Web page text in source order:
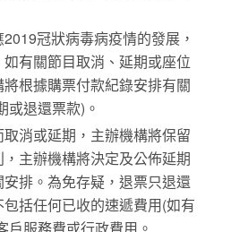
冠狀病毒病疫情的發展，
有關節目取消、延期或座位
根據購票付款紀錄安排有關
或退還票款)。
消或延期，主辦機構將保留
主辦機構將決定及公佈延期
排。為免存疑，退票只退還
括任何已收的速遞費用(如有